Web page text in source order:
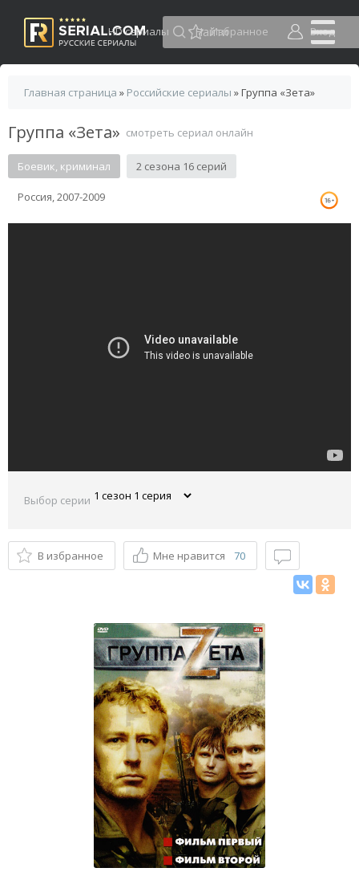
HD сериалы Избранное Вход
Главная страница » Российские сериалы » Группа «Зета»
Группа «Зета» смотреть сериал онлайн
Боевик, криминал 2 сезона 16 серий
Россия, 2007-2009
Выбор серии
В избранное Мне нравится 70